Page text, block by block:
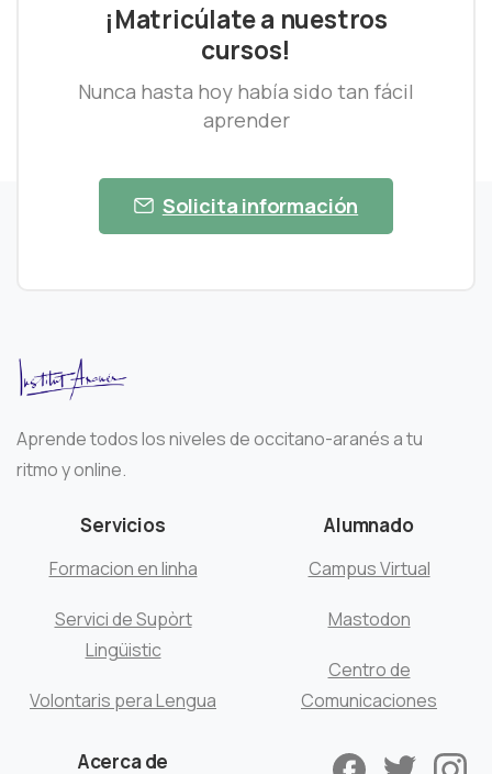
¡Matricúlate a nuestros
cursos!
Nunca hasta hoy había sido tan fácil
aprender
Solicita información
Aprende todos los niveles de occitano-aranés a tu
ritmo y online.
Servicios
Formacion en linha
Servici de Supòrt
Lingüistic
Volontaris pera Lengua
Alumnado
Campus Virtual
Mastodon
Centro de
Comunicaciones
Acerca de